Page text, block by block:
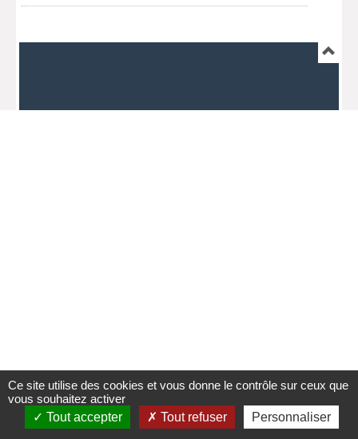
Ce site utilise des cookies et vous donne le contrôle sur ceux que
vous souhaitez activer
Tout accepter
Tout refuser Personnaliser